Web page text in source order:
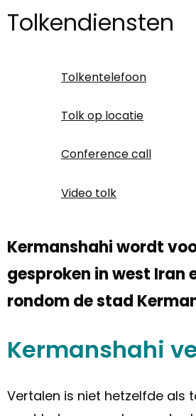
Tolkendiensten
Tolkentelefoon
Tolk op locatie
Conference call
Video tolk
Kermanshahi wordt
gesproken in west Iran
rondom de stad
Kermanshahi
Vertalen is niet hetzelfde als